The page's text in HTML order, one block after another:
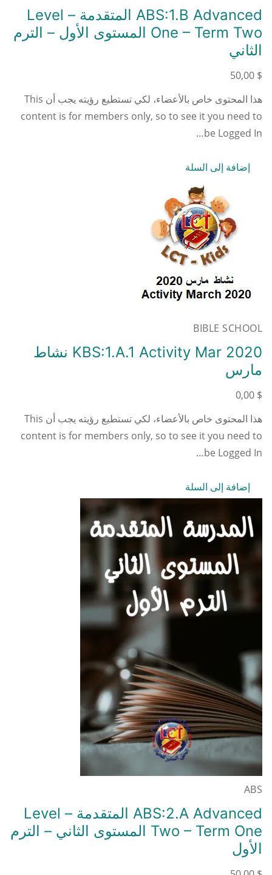
ABS:1.B Advanced المتقدمة – Level
One – Term Two المستوى الأول – الترم
الثاني
50,00 $
هذا المحتوى خاص بالأعضاء، لكي تستطيع رؤيته يجب أن This
content is for members only, so to see it you need to
be Logged In…
إضافة إلى السلة
BIBLE SCHOOL
KBS:1.A.1 Activity Mar 2020 نشاط
مارس
0,00 $
هذا المحتوى خاص بالأعضاء، لكي تستطيع رؤيته يجب أن This
content is for members only, so to see it you need to
be Logged In…
إضافة إلى السلة
ABS
ABS:2.A Advanced المتقدمة – Level
Two – Term One المستوى الثاني – الترم
الأول